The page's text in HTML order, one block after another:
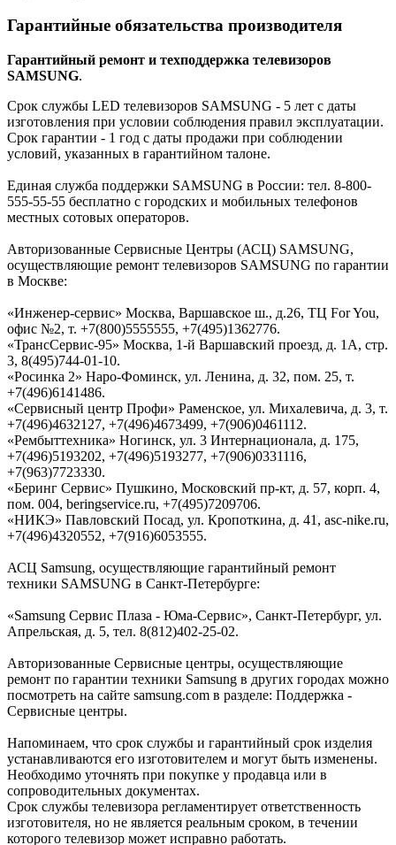
Гарантийные обязательства производителя
Гарантийный ремонт и техподдержка телевизоров
SAMSUNG.
Срок службы LED телевизоров SAMSUNG - 5 лет с даты
изготовления при условии соблюдения правил эксплуатации.
Срок гарантии - 1 год с даты продажи при соблюдении
условий, указанных в гарантийном талоне.
Единая служба поддержки SAMSUNG в России: тел. 8-800-
555-55-55 бесплатно с городских и мобильных телефонов
местных сотовых операторов.
Авторизованные Сервисные Центры (АСЦ) SAMSUNG,
осуществляющие ремонт телевизоров SAMSUNG по гарантии
в Москве:
«Инженер-сервис» Москва, Варшавское ш., д.26, ТЦ For You,
офис №2, т. +7(800)5555555, +7(495)1362776.
«ТрансСервис-95» Москва, 1-й Варшавский проезд, д. 1А, стр.
3, 8(495)744-01-10.
«Росинка 2» Наро-Фоминск, ул. Ленина, д. 32, пом. 25, т.
+7(496)6141486.
«Сервисный центр Профи» Раменское, ул. Михалевича, д. 3, т.
+7(496)4632127, +7(496)4673499, +7(906)0461112.
«Рембыттехника» Ногинск, ул. 3 Интернационала, д. 175,
+7(496)5193202, +7(496)5193277, +7(906)0331116,
+7(963)7723330.
«Беринг Сервис» Пушкино, Московский пр-кт, д. 57, корп. 4,
пом. 004, beringservice.ru, +7(495)7209706.
«НИКЭ» Павловский Посад, ул. Кропоткина, д. 41, asc-nike.ru,
+7(496)4320552, +7(916)6053555.
АСЦ Samsung, осуществляющие гарантийный ремонт
техники SAMSUNG в Санкт-Петербурге:
«Samsung Сервис Плаза - Юма-Cервис», Санкт-Петербург, ул.
Апрельская, д. 5, тел. 8(812)402-25-02.
Авторизованные Сервисные центры, осуществляющие
ремонт по гарантии техники Samsung в других городах можно
посмотреть на сайте samsung.com в разделе: Поддержка -
Сервисные центры.
Напоминаем, что срок службы и гарантийный срок изделия
устанавливаются его изготовителем и могут быть изменены.
Необходимо уточнять при покупке у продавца или в
сопроводительных документах.
Срок службы телевизора регламентирует ответственность
изготовителя, но не является реальным сроком, в течении
которого телевизор может исправно работать.